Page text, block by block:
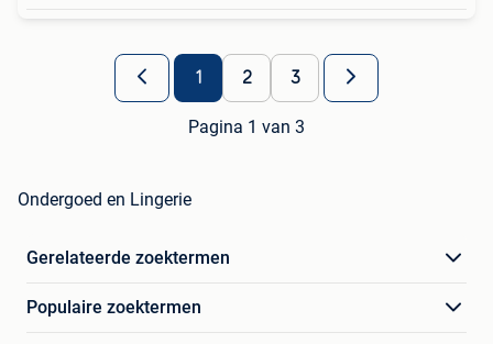
1 2 3
Pagina 1 van 3
Ondergoed en Lingerie
Gerelateerde zoektermen
Populaire zoektermen